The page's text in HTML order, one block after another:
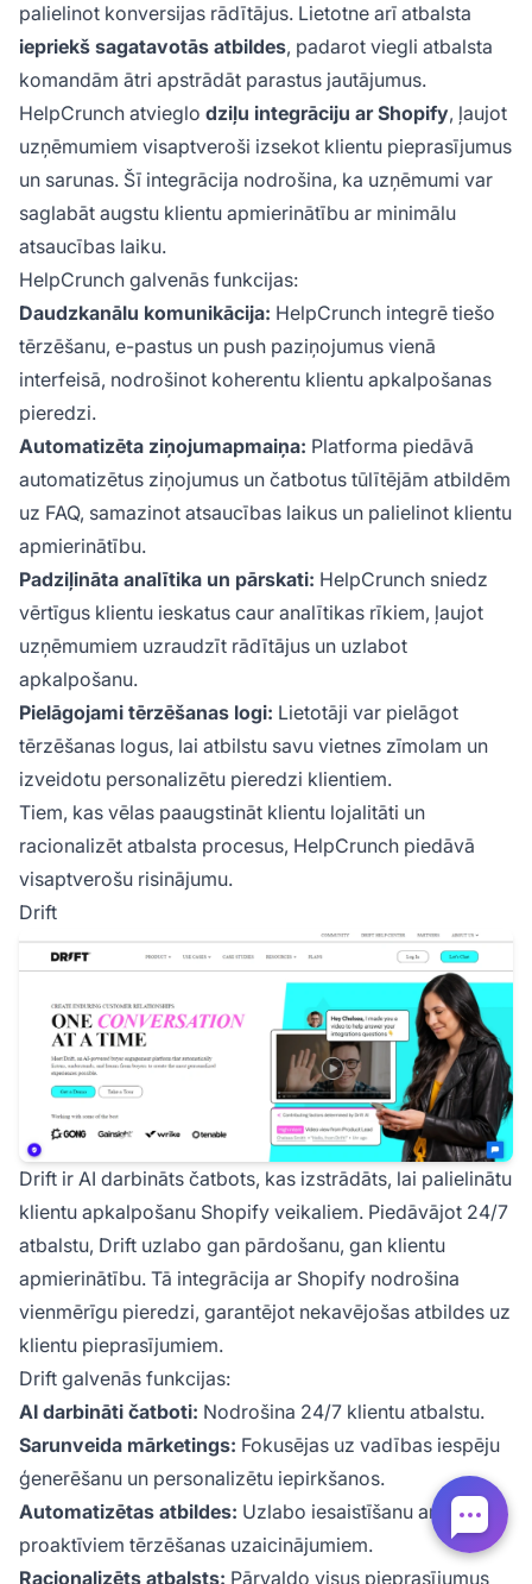
palielinot konversijas rādītājus. Lietotne arī atbalsta
iepriekš sagatavotās atbildes, padarot viegli atbalsta
komandām ātri apstrādāt parastus jautājumus.
HelpCrunch atvieglo dziļu integrāciju ar Shopify, ļaujot
uzņēmumiem visaptveroši izsekot klientu pieprasījumus
un sarunas. Šī integrācija nodrošina, ka uzņēmumi var
saglabāt augstu klientu apmierinātību ar minimālu
atsaucības laiku.
HelpCrunch galvenās funkcijas:
Daudzkanālu komunikācija: HelpCrunch integrē tiešo
tērzēšanu, e-pastus un push paziņojumus vienā
interfeisā, nodrošinot koherentu klientu apkalpošanas
pieredzi.
Automatizēta ziņojumapmaiņa: Platforma piedāvā
automatizētus ziņojumus un čatbotus tūlītējām atbildēm
uz FAQ, samazinot atsaucības laikus un palielinot klientu
apmierinātību.
Padziļināta analītika un pārskati: HelpCrunch sniedz
vērtīgus klientu ieskatus caur analītikas rīkiem, ļaujot
uzņēmumiem uzraudzīt rādītājus un uzlabot
apkalpošanu.
Pielāgojami tērzēšanas logi: Lietotāji var pielāgot
tērzēšanas logus, lai atbilstu savu vietnes zīmolam un
izveidotu personalizētu pieredzi klientiem.
Tiem, kas vēlas paaugstināt klientu lojalitāti un
racionalizēt atbalsta procesus, HelpCrunch piedāvā
visaptverošu risinājumu.
Drift
Drift ir AI darbināts čatbots, kas izstrādāts, lai palielinātu
klientu apkalpošanu Shopify veikaliem. Piedāvājot 24/7
atbalstu, Drift uzlabo gan pārdošanu, gan klientu
apmierinātību. Tā integrācija ar Shopify nodrošina
vienmērīgu pieredzi, garantējot nekavējošas atbildes uz
klientu pieprasījumiem.
Drift galvenās funkcijas:
AI darbināti čatboti: Nodrošina 24/7 klientu atbalstu.
Sarunveida mārketings: Fokusējas uz vadības iespēju
ģenerēšanu un personalizētu iepirkšanos.
Automatizētas atbildes: Uzlabo iesaistīšanu ar
proaktīviem tērzēšanas uzaicinājumiem.
Racionalizēts atbalsts: Pārvaldo visus pieprasījumus